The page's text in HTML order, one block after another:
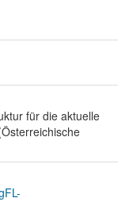
für die aktuelle